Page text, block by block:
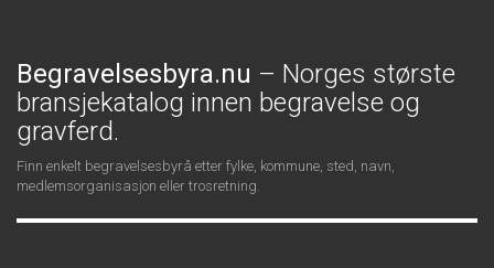
Begravelsesbyra.nu – Norges største
bransjekatalog innen begravelse og
gravferd.
Finn enkelt begravelsesbyrå etter fylke, kommune, sted, navn,
medlemsorganisasjon eller trosretning.